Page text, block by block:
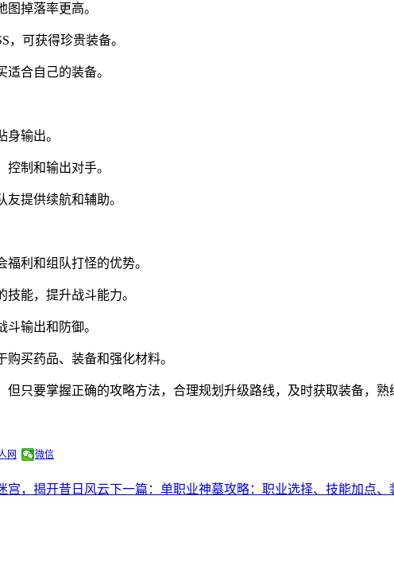
掉落率更高。
，可获得珍贵装备。
合自己的装备。
输出。
制和输出对手。
提供续航和辅助。
利和组队打怪的优势。
能，提升战斗能力。
输出和防御。
买药品、装备和强化材料。
但只要掌握正确的攻略方法，合理规划升级路线，及时获取装备，
网 微信
宫，揭开昔日风云下一篇：单职业神墓攻略：职业选择、技能加点